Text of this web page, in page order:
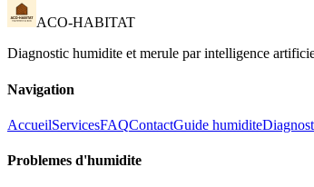
ACO-HABITAT
Diagnostic humidite et merule par intelligence
Navigation
AccueilServicesFAQContactGuide humidite
Problemes d'humidite